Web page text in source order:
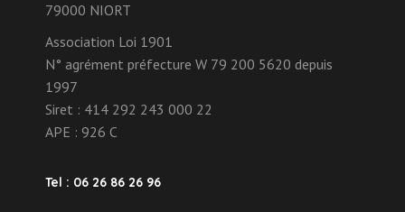
79000 NIORT
Association Loi 1901
N° agrément préfecture W 79 200 5620 depuis
1997
Siret : 414 292 243 000 22
APE : 926 C
Tel : 06 26 86 26 96